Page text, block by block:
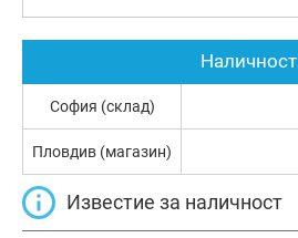
Наличност
София (склад)
Пловдив (магазин)
Известие за наличност